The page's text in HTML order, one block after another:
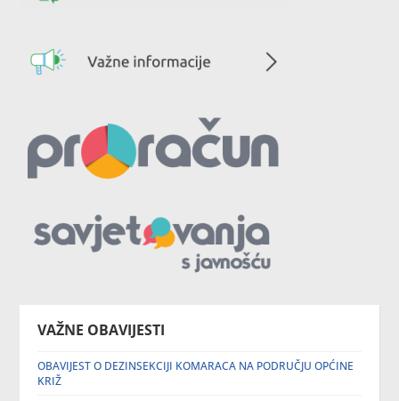
VAŽNE OBAVIJESTI
OBAVIJEST O DEZINSEKCIJI KOMARACA NA PODRUČJU OPĆINE
KRIŽ